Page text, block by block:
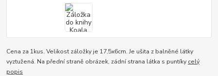
Cena za 1kus. Velikost záložky je 17,5x6cm. Je ušita z balněné látky
vyztužená. Na přední straně obrázek, zádní strana látka s puntíky celý
popis